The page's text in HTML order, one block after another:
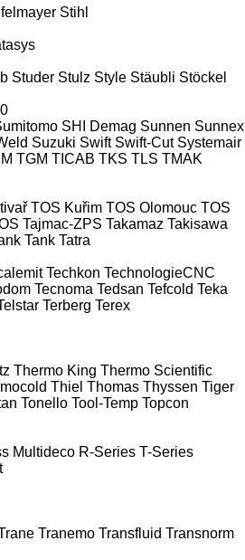
Stihl
Studer Stulz Style Stäubli Stöckel
SHI Demag Sunnen Sunnex
Suzuki Swift Swift-Cut Systemair
TGM TICAB TKS TLS TMAK
TOS Kuřim TOS Olomouc TOS
Tajmac-ZPS Takamaz Takisawa
Tank Tatra
Techkon TechnologieCNC
Tecnoma Tedsan Tefcold Teka
Terberg Terex
Thermo King Thermo Scientific
Thiel Thomas Thyssen Tiger
Tonello Tool-Temp Topcon
Multideco R-Series T-Series
Tranemo Transfluid Transnorm